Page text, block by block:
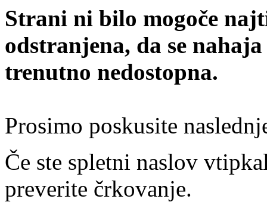
Strani ni bilo mogoče
odstranjena, da se
trenutno nedostopna.
Prosimo poskusite
Če ste spletni naslov
preverite črkovanje.